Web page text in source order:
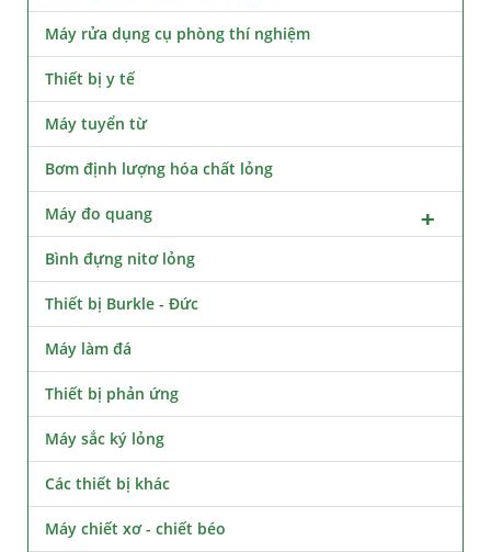
Máy rửa dụng cụ phòng thí nghiệm
Thiết bị y tế
Máy tuyển từ
Bơm định lượng hóa chất lỏng
Máy đo quang
Bình đựng nitơ lỏng
Thiết bị Burkle - Đức
Máy làm đá
Thiết bị phản ứng
Máy sắc ký lỏng
Các thiết bị khác
Máy chiết xơ - chiết béo